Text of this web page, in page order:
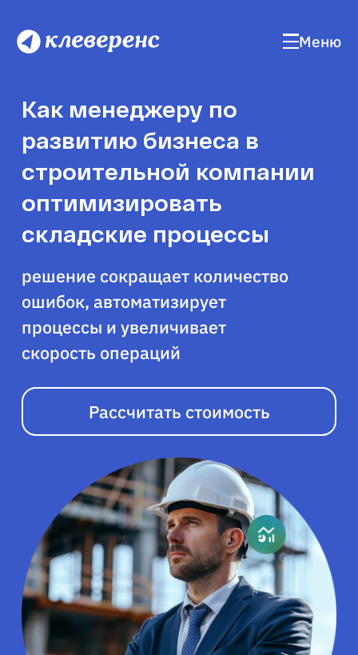
Меню
Как менеджеру по
развитию бизнеса в
строительной компании
оптимизировать
складские процессы
решение сокращает количество
ошибок, автоматизирует
процессы и увеличивает
скорость операций
Рассчитать стоимость